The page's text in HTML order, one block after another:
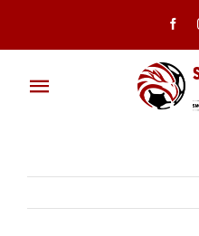
Toggle